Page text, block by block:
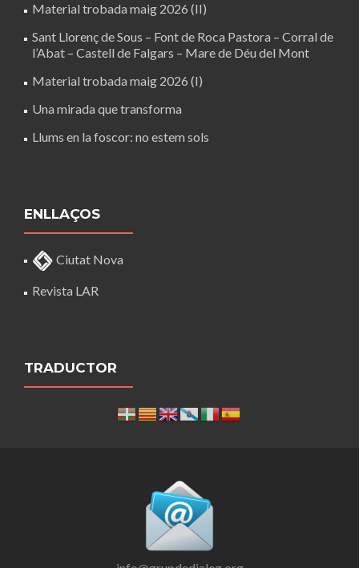
Material trobada maig 2026 (II)
Sant Llorenç de Sous – Font de Roca Pastora – Corral de
l’Abat – Castell de Falgars – Mare de Déu del Mont
Material trobada maig 2026 (I)
Una mirada que transforma
Llums en la foscor: no estem sols
ENLLAÇOS
Ciutat Nova
Revista LAR
TRADUCTOR